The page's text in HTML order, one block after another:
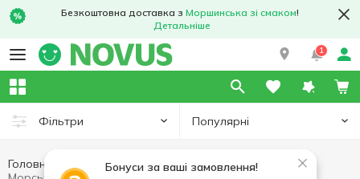
Безкоштовна доставка з Моршинська зі смаком!
Детальніше
1
Фільтри Популярні
Бонуси за ваші замовлення!
Головна Риба та морепродукти